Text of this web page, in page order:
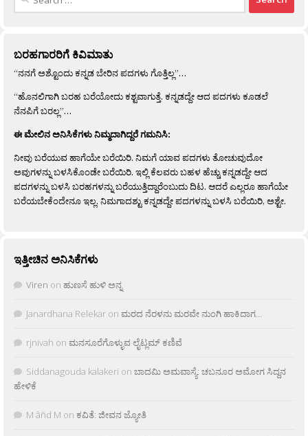
ಬರಹಗಾರರಿಗೆ ಕಿವಿಮಾತು
“ನನಗೆ ಅಶ್ಟೊಂದು ಕನ್ನಡ ಬೇರಿನ ಪದಗಳು ಗೊತ್ತಿಲ್ಲ”…
“ಹೊನಲಿಗಾಗಿ ಬರಹ ಬರೆಯೋದು ಕಶ್ಟವಾಗುತ್ತೆ. ಕನ್ನಡದ್ದೇ ಆದ ಪದಗಳು ಕೂಡಲೆ
ನೆನಪಿಗೆ ಬರಲ್ಲ”…
ಈ ಮೇಲಿನ ಅನಿಸಿಕೆಗಳು ನಿಮ್ಮದಾಗಿದ್ದರೆ ಗಮನಿಸಿ:
ನೀವು ಬರೆಯುವ ಹಾಗೆಯೇ ಬರೆಯಿರಿ. ನಿಮಗೆ ಯಾವ ಪದಗಳು ತೋಚುವುದೋ
ಅವುಗಳನ್ನು ಬಳಸಿಕೊಂಡೇ ಬರೆಯಿರಿ. ಇಲ್ಲಿ ಕೆಲವರು ಬಹಳ ಹೆಚ್ಚು ಕನ್ನಡದ್ದೇ ಆದ
ಪದಗಳನ್ನು ಬಳಸಿ ಬರಹಗಳನ್ನು ಬರೆಯುತ್ತಿದ್ದಾರೆಂಬುದು ದಿಟ. ಆದರೆ ಎಲ್ಲರೂ ಹಾಗೆಯೇ
ಬರೆಯಬೇಕೆಂದೇನೂ ಇಲ್ಲ. ನಿಮಗಾದಶ್ಟು ಕನ್ನಡದ್ದೇ ಪದಗಳನ್ನು ಬಳಸಿ ಬರೆಯಿರಿ, ಅಶ್ಟೇ.
ಇತ್ತೀಚಿನ ಅನಿಸಿಕೆಗಳು
Viren on ಹುಣಸೆ ಹುಳಿ ಅನ್ನ
Janardhana Relekar on ಮರದ ನೆರಳನು ಮರವೇ ನುಂಗಿ ಹಾಕಿದಾಗ…
rjnivah on ಮನಸೂರೆಗೊಳ್ಳುವ ಲೈಟ್ಲಮ್ ಕಣಿವೆ
Siddanagouda kalakeri on ಬಾದಮಿ ಅಮವಾಸ್ಯೆ: ಚಬನೂರ ಅಮೋಗ ಸಿದ್ದನ
ಹೇಳಿಕೆ
M âñd M on ಕವಿತೆ: ಜೀವನ ಜ್ಯೋತಿ